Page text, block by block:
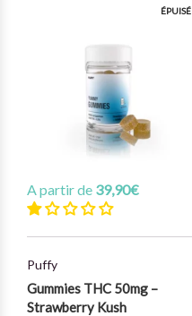
ÉPUISÉ
A partir de 39,90€
Puffy
Gummies THC 50mg –
Strawberry Kush